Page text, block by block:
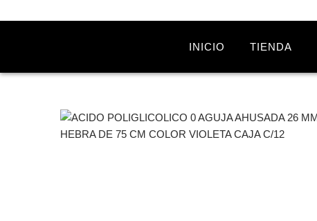
INICIO TIENDA